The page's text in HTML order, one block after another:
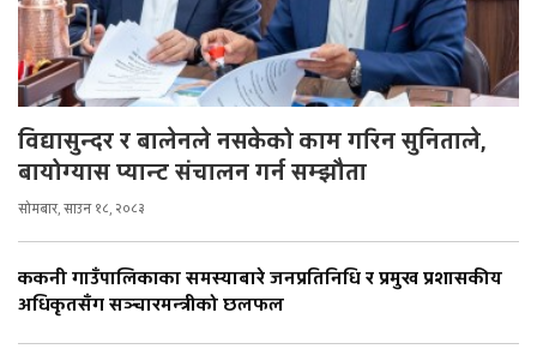
विद्यासुन्दर र बालेनले नसकेको काम गरिन सुनिताले,
बायोग्यास प्यान्ट संचालन गर्न सम्झौता
सोमबार, साउन १८, २०८३
ककनी गाउँपालिकाका समस्याबारे जनप्रतिनिधि र प्रमुख प्रशासकीय
अधिकृतसँग सञ्चारमन्त्रीको छलफल